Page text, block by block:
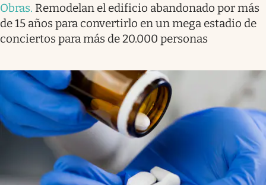
Obras. Remodelan el edificio abandonado por más
de 15 años para convertirlo en un mega estadio de
conciertos para más de 20.000 personas